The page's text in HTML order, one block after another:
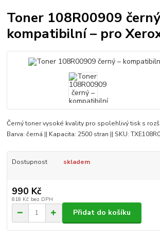
Toner 108R00909
kompatibilní – pro
Černý toner vysoké kvality pro spolehlivý tisk s
Barva: černá || Kapacita: 2500 stran || SKU:
Dostupnost skladem
990 Kč
818 Kč bez DPH
Přidat do košíku